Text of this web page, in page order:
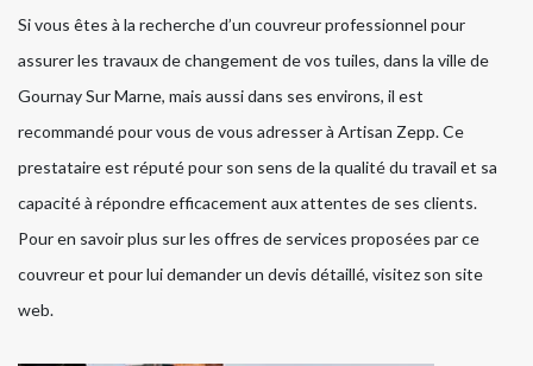
Si vous êtes à la recherche d’un couvreur professionnel pour
assurer les travaux de changement de vos tuiles, dans la ville de
Gournay Sur Marne, mais aussi dans ses environs, il est
recommandé pour vous de vous adresser à Artisan Zepp. Ce
prestataire est réputé pour son sens de la qualité du travail et sa
capacité à répondre efficacement aux attentes de ses clients.
Pour en savoir plus sur les offres de services proposées par ce
couvreur et pour lui demander un devis détaillé, visitez son site
web.